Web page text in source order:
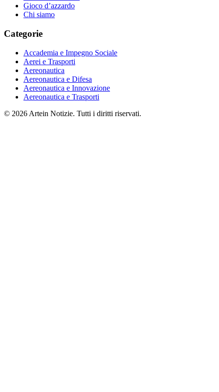
Gioco d’azzardo
Chi siamo
Categorie
Accademia e Impegno Sociale
Aerei e Trasporti
Aereonautica
Aereonautica e Difesa
Aereonautica e Innovazione
Aereonautica e Trasporti
© 2026 Artein Notizie. Tutti i diritti riservati.